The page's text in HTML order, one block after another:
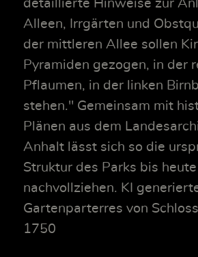
detaillierte Hinweise zur
Alleen, Irrgärten und
der mittleren Allee sollen
Pyramiden gezogen, in der
Pflaumen, in der linken
stehen." Gemeinsam mit
Plänen aus dem
Anhalt lässt sich so die
Struktur des Parks bis
nachvollziehen. KI
Gartenparterres von
1750